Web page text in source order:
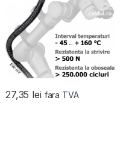
27,35 lei fara TVA